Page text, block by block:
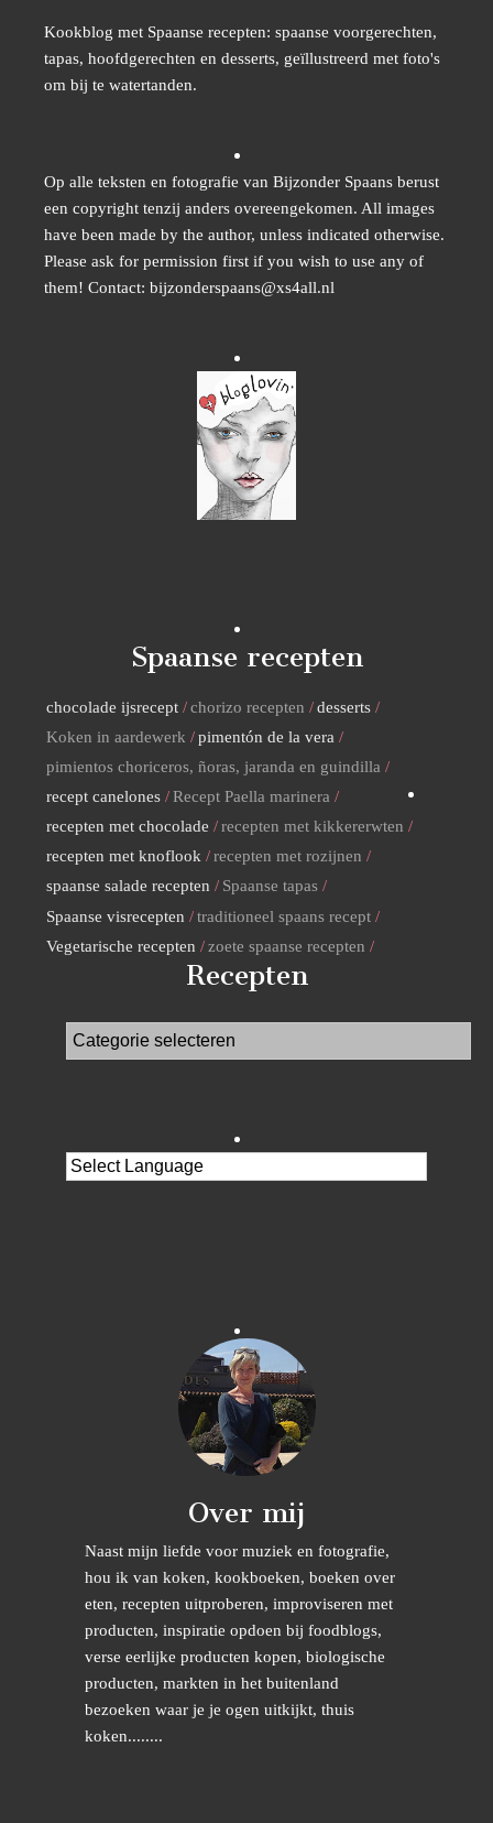
Kookblog met Spaanse recepten: spaanse voorgerechten,
tapas, hoofdgerechten en desserts, geïllustreerd met foto's
om bij te watertanden.
Op alle teksten en fotografie van Bijzonder Spaans berust
een copyright tenzij anders overeengekomen. All images
have been made by the author, unless indicated otherwise.
Please ask for permission first if you wish to use any of
them! Contact: bijzonderspaans@xs4all.nl
Spaanse recepten
chocolade ijsrecept chorizo recepten
desserts
Koken in aardewerk
pimentón de la vera
pimientos choriceros, ñoras, jaranda en guindilla
recept canelones
Recept Paella marinera
recepten met chocolade
recepten met kikkererwten
recepten met knoflook
recepten met rozijnen
spaanse salade recepten
Spaanse tapas
Spaanse visrecepten
traditioneel spaans recept
Vegetarische recepten
zoete spaanse recepten
Recepten
Over mij
Naast mijn liefde voor muziek en fotografie,
hou ik van koken, kookboeken, boeken over
eten, recepten uitproberen, improviseren met
producten, inspiratie opdoen bij foodblogs,
verse eerlijke producten kopen, biologische
producten, markten in het buitenland
bezoeken waar je je ogen uitkijkt, thuis
koken........